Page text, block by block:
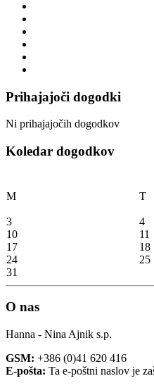
Prihajajoči dogodki
Ni prihajajočih dogodkov
Koledar dogodkov
M
T
3
4
10
11
17
18
24
25
31
O nas
Hanna - Nina Ajnik s.p.
GSM: +386 (0)41 620 416
E-pošta: Ta e-poštni naslov je